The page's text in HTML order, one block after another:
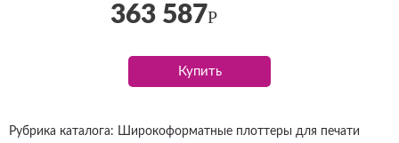
363 587Р
Купить
Рубрика каталога: Широкоформатные плоттеры для печати